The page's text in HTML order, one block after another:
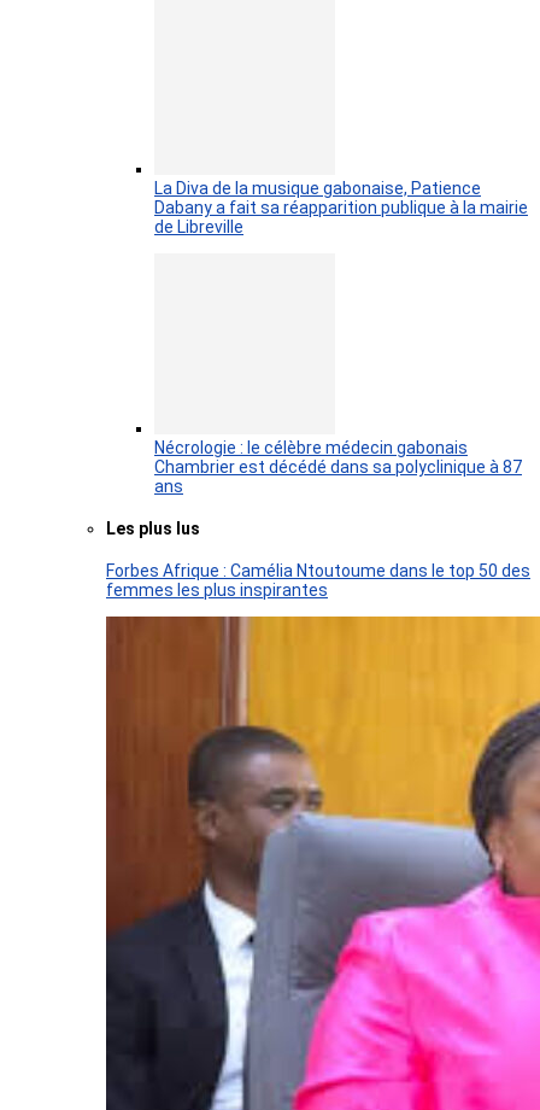
La Diva de la musique gabonaise, Patience
Dabany a fait sa réapparition publique à la mairie
de Libreville
Nécrologie : le célèbre médecin gabonais
Chambrier est décédé dans sa polyclinique à 87
ans
Les plus lus
Forbes Afrique : Camélia Ntoutoume dans le top 50 des
femmes les plus inspirantes